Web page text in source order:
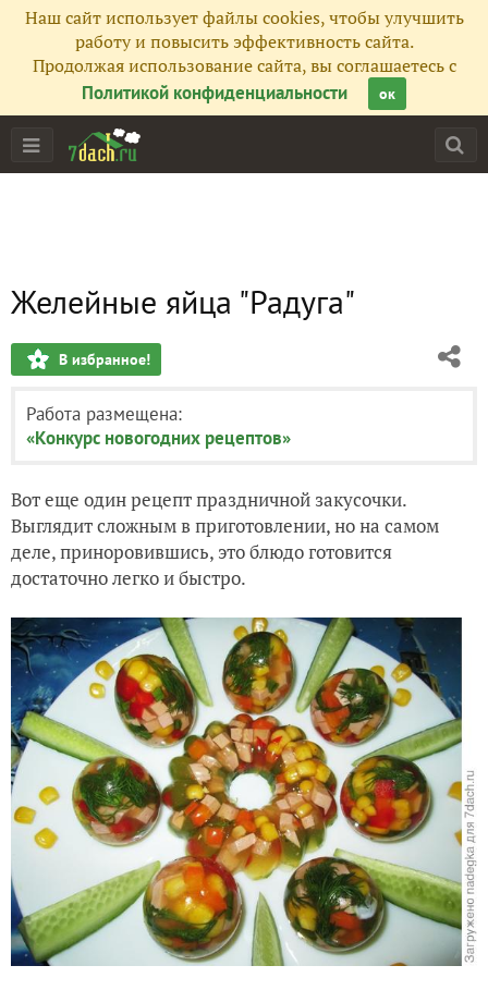
Наш сайт использует файлы cookies, чтобы улучшить
работу и повысить эффективность сайта.
Продолжая использование сайта, вы соглашаетесь с
Политикой конфиденциальности
ок
Желейные яйца "Радуга"
В избранное!
Работа размещена:
«Конкурс новогодних рецептов»
Вот еще один рецепт праздничной закусочки.
Выглядит сложным в приготовлении, но на самом
деле, приноровившись, это блюдо готовится
достаточно легко и быстро.